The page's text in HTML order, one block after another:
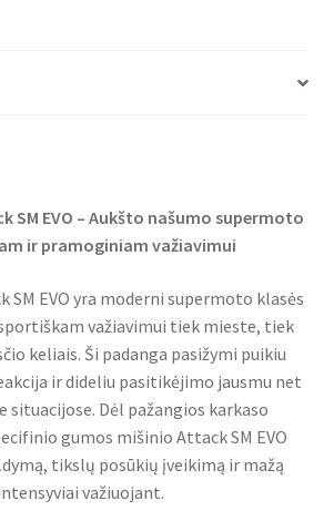
SM EVO – Aukšto našumo supermoto
ir pramoginiam važiavimui
EVO yra moderni supermoto klasės
važiavimui tiek mieste, tiek
keliais. Ši padanga pasižymi puikiu
ir dideliu pasitikėjimo jausmu net
situacijose. Dėl pažangios karkaso
gumos mišinio Attack SM EVO
tikslų posūkių įveikimą ir mažą
važiuojant.